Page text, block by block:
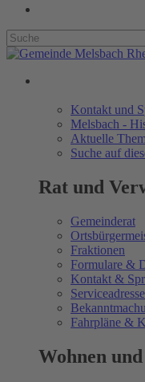
Kontakt und
Melsbach -
Aktuelle
Suche auf
Rat und
Gemeinderat
Fraktionen
Formulare &
Kontakt &
Fahrpläne &
Wohnen